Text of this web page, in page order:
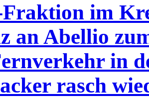
im
an Abellio
in
rasch